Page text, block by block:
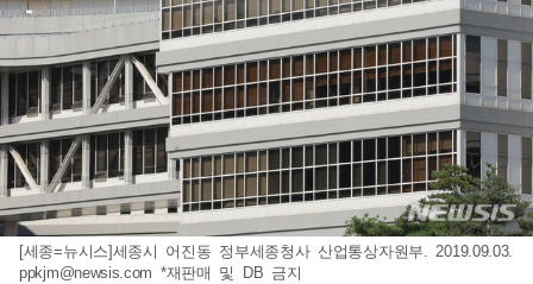
[세종=뉴시스]세종시 어진동 정부세종청사 산업통상자원부. 2019.09.03.
ppkjm@newsis.com *재판매 및 DB 금지